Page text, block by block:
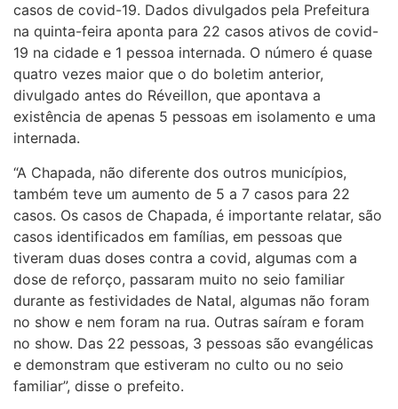
casos de covid-19. Dados divulgados pela Prefeitura
na quinta-feira aponta para 22 casos ativos de covid-
19 na cidade e 1 pessoa internada. O número é quase
quatro vezes maior que o do boletim anterior,
divulgado antes do Réveillon, que apontava a
existência de apenas 5 pessoas em isolamento e uma
internada.
“A Chapada, não diferente dos outros municípios,
também teve um aumento de 5 a 7 casos para 22
casos. Os casos de Chapada, é importante relatar, são
casos identificados em famílias, em pessoas que
tiveram duas doses contra a covid, algumas com a
dose de reforço, passaram muito no seio familiar
durante as festividades de Natal, algumas não foram
no show e nem foram na rua. Outras saíram e foram
no show. Das 22 pessoas, 3 pessoas são evangélicas
e demonstram que estiveram no culto ou no seio
familiar”, disse o prefeito.